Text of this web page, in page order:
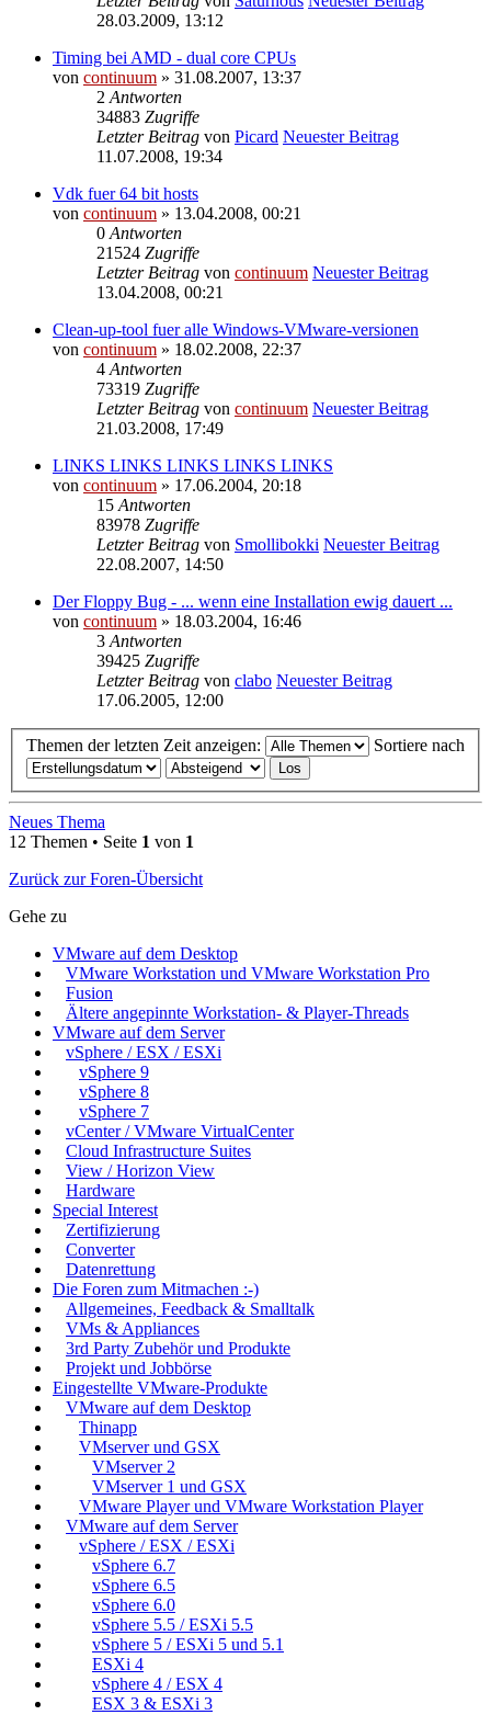
28.03.2009, 13:12
Timing bei AMD - dual core CPUs
von continuum » 31.08.2007, 13:37
2 Antworten
34883 Zugriffe
Letzter Beitrag von Picard Neuester Beitrag
11.07.2008, 19:34
Vdk fuer 64 bit hosts
von continuum » 13.04.2008, 00:21
0 Antworten
21524 Zugriffe
Letzter Beitrag von continuum Neuester Beitrag
13.04.2008, 00:21
Clean-up-tool fuer alle Windows-VMware-versionen
von continuum » 18.02.2008, 22:37
4 Antworten
73319 Zugriffe
Letzter Beitrag von continuum Neuester Beitrag
21.03.2008, 17:49
LINKS LINKS LINKS LINKS LINKS
von continuum » 17.06.2004, 20:18
15 Antworten
83978 Zugriffe
Letzter Beitrag von Smollibokki Neuester Beitrag
22.08.2007, 14:50
Der Floppy Bug - ... wenn eine Installation ewig dauert ...
von continuum » 18.03.2004, 16:46
3 Antworten
39425 Zugriffe
Letzter Beitrag von clabo Neuester Beitrag
17.06.2005, 12:00
Themen der letzten Zeit anzeigen: Sortiere nach
Neues Thema
12 Themen • Seite 1 von 1
Zurück zur Foren-Übersicht
Gehe zu
VMware auf dem Desktop
VMware Workstation und VMware Workstation Pro
Fusion
Ältere angepinnte Workstation- & Player-Threads
VMware auf dem Server
vSphere / ESX / ESXi
vSphere 9
vSphere 8
vSphere 7
vCenter / VMware VirtualCenter
Cloud Infrastructure Suites
View / Horizon View
Hardware
Special Interest
Zertifizierung
Converter
Datenrettung
Die Foren zum Mitmachen :-)
Allgemeines, Feedback & Smalltalk
VMs & Appliances
3rd Party Zubehör und Produkte
Projekt und Jobbörse
Eingestellte VMware-Produkte
VMware auf dem Desktop
Thinapp
VMserver und GSX
VMserver 2
VMserver 1 und GSX
VMware Player und VMware Workstation Player
VMware auf dem Server
vSphere / ESX / ESXi
vSphere 6.7
vSphere 6.5
vSphere 6.0
vSphere 5.5 / ESXi 5.5
vSphere 5 / ESXi 5 und 5.1
ESXi 4
vSphere 4 / ESX 4
ESX 3 & ESXi 3